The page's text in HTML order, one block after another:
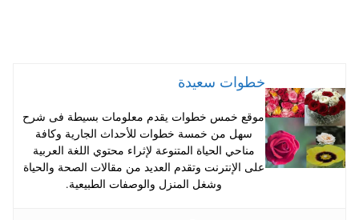
خطوات سعيدة
موقع خمس خطوات يقدم معلومات بسيطة فى شرح
سهل من خمسة خطوات للأحداث الجارية وكافة
مناحي الحياة المتنوعة لإثراء محتوي اللغة العربية
على الإنترنت وتقدم العديد من مقالات الصحة والحياة
وشغل المنزل والوصفات الطبيعية.